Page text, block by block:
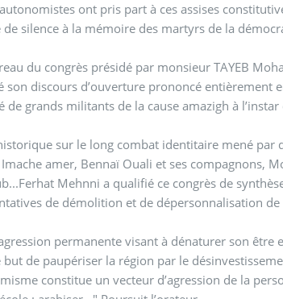
ont pris part à ces assises
silence à la mémoire des martyrs de la
du congrès présidé par monsieur TAYEB
son discours d’ouverture prononcé
de grands militants de la cause amazigh à
identitaire mené par différentes générations de militants notamment :
amer, Bennaï Ouali et ses compagnons,
a qualifié ce congrès de synthèse des souffrances, des épreuves et des
de démolition et de dépersonnalisation de
permanente visant à dénaturer son être
but de paupériser la région par le
constitue un vecteur d’agression de la